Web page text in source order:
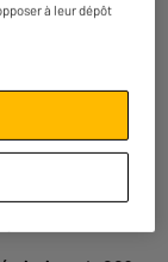
nous ou ailleurs.
à leur dépôt